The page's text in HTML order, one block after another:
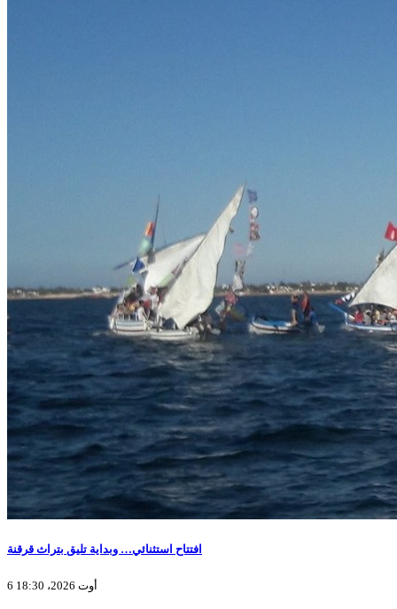
افتتاح استثنائي… وبداية تليق بتراث قرقنة
6 أوت 2026، 18:30